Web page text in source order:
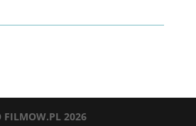
FILMOW.PL 2026